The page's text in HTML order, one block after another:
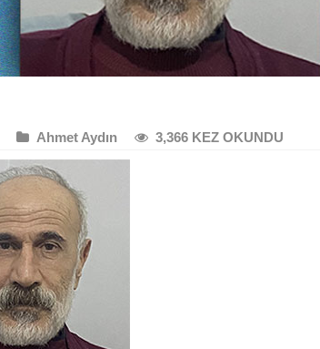
Ahmet Aydın 3,366 KEZ OKUNDU